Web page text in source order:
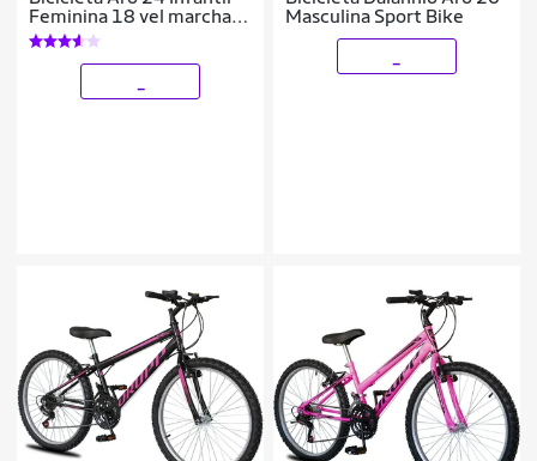
Feminina 18 vel marchas
Dropp Sport Freio V-
Brake
Masculina Sport Bike